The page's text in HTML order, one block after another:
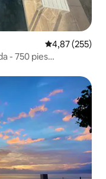
Calificación
4,87 (255)
- 750 pies